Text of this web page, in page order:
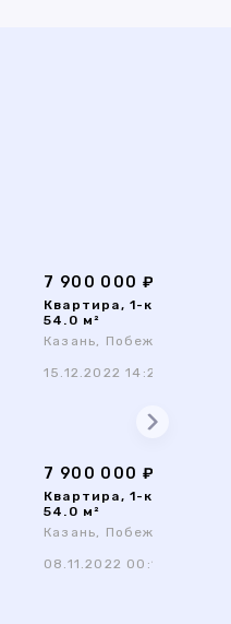
7 900 000 ₽
Квартира, 1-комн,
54.0 м²
Казань, Побежимова 37
15.12.2022 14:28
7 900 000 ₽
Квартира, 1-комн,
54.0 м²
Казань, Побежимова 37
08.11.2022 00:10